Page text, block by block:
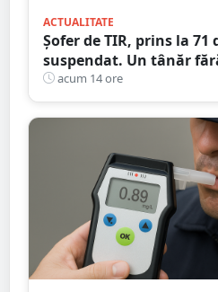
ACTUALITATE
Șofer de TIR, prins la
suspendat. Un tânăr
la Petea
acum 14 ore